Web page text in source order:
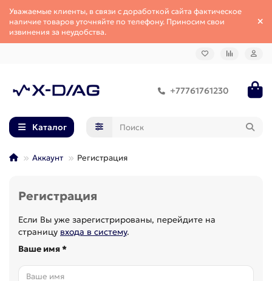
Уважаемые клиенты, в связи с доработкой сайта фактическое
наличие товаров уточняйте по телефону. Приносим свои
извинения за неудобства.
+77761761230
Каталог
Аккаунт Регистрация
Регистрация
Если Вы уже зарегистрированы, перейдите на
страницу входа в систему.
Ваше имя *